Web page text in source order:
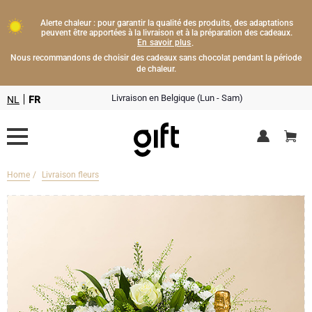
Alerte chaleur : pour garantir la qualité des produits, des adaptations
peuvent être apportées à la livraison et à la préparation des cadeaux.
En savoir plus.
Nous recommandons de choisir des cadeaux sans chocolat pendant la période
de chaleur.
Livraison en Belgique (Lun - Sam)
NL FR
Livraison fleurs
Boissons
Cadeaux champagne
Bouteille de Champagne
Chocolat
Type de cadeau
Lifestyle
Home Livraison fleurs